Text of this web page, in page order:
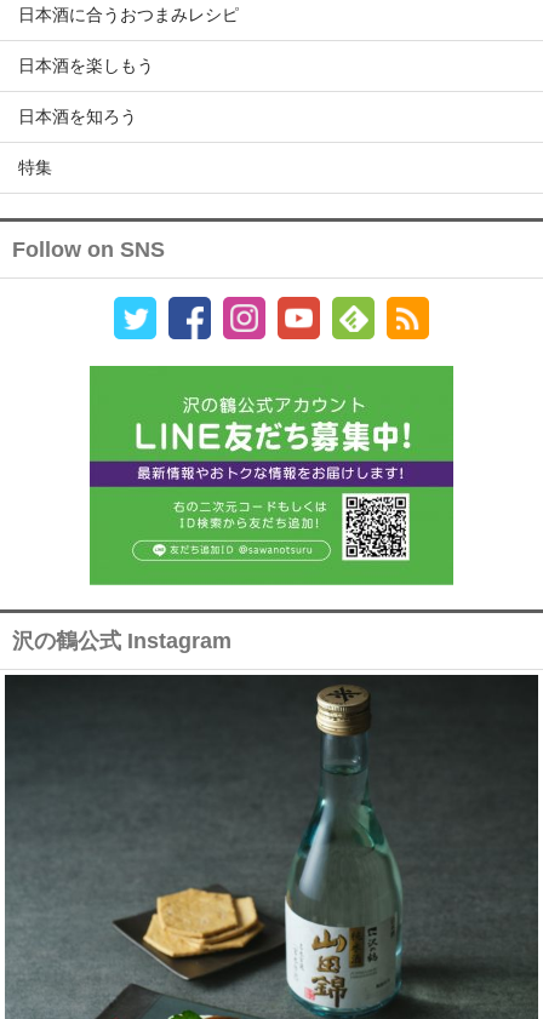
日本酒に合うおつまみレシピ
日本酒を楽しもう
日本酒を知ろう
特集
Follow on SNS
沢の鶴公式 Instagram